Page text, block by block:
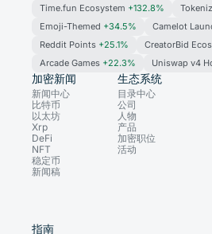
Time.fun Ecosystem +132.8%
Emoji-Themed +34.5% Camelot
Reddit Points +25.1% CreatorBid
Arcade Games +22.3% Uniswap v4
加密新闻
新闻中心
比特币
以太坊
Xrp
DeFi
NFT
稳定币
新闻稿
生态系统
目录中心
公司
人物
产品
加密职位
活动
指南